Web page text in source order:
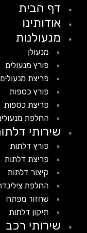
דף הבית
אודותינו
מנעולנות
מנעולן
פורץ מנעולים
פריצת מנעולים
פורץ כספות
פריצת כספות
החלפת מנעולים
שירותי דלתות
פורץ דלתות
פריצת דלתות
קיצור דלתות
החלפת צילינדר
שחזור מפתח
תיקון דלתות
שירותי רכב